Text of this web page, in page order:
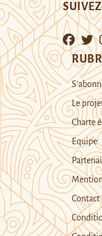
Le
Charte
Equipe
Contact